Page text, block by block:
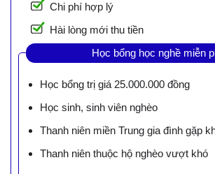
Chi phí hợp lý
Hài lòng mới thu tiền
Học bổng học nghề miễn
Học bổng trị giá 25.000.000 đồng
Học sinh, sinh viên nghèo
Thanh niên miền Trung gia đình gặp
Thanh niên thuộc hộ nghèo vượt khó